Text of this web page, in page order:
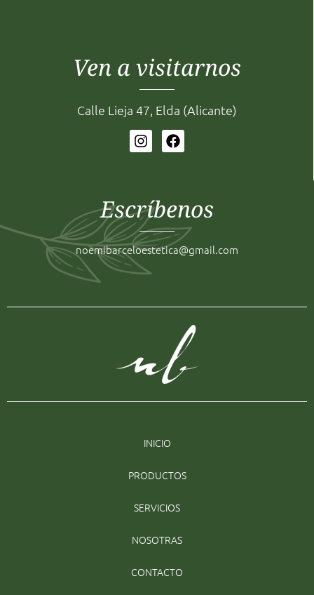
Ven a visitarnos
Calle Lieja 47, Elda (Alicante)
Escríbenos
noemibarceloestetica@gmail.com
INICIO
PRODUCTOS
SERVICIOS
NOSOTRAS
CONTACTO